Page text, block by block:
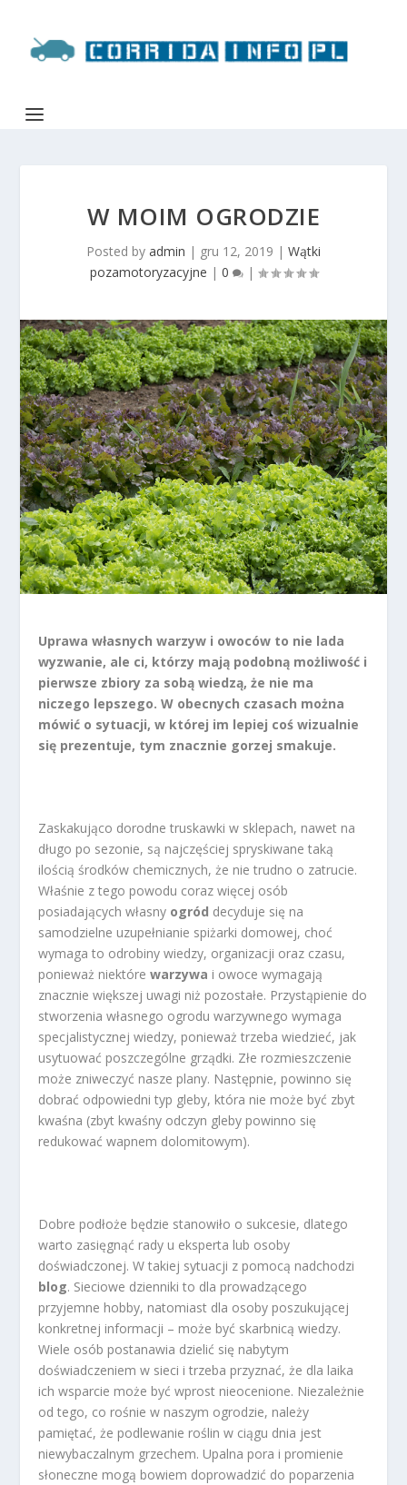
W MOIM OGRODZIE
Posted by admin | gru 12, 2019 | Wątki
pozamotoryzacyjne | 0 |
Uprawa własnych warzyw i owoców to nie lada
wyzwanie, ale ci, którzy mają podobną możliwość i
pierwsze zbiory za sobą wiedzą, że nie ma
niczego lepszego. W obecnych czasach można
mówić o sytuacji, w której im lepiej coś wizualnie
się prezentuje, tym znacznie gorzej smakuje.
Zaskakująco dorodne truskawki w sklepach, nawet na
długo po sezonie, są najczęściej spryskiwane taką
ilością środków chemicznych, że nie trudno o zatrucie.
Właśnie z tego powodu coraz więcej osób
posiadających własny ogród decyduje się na
samodzielne uzupełnianie spiżarki domowej, choć
wymaga to odrobiny wiedzy, organizacji oraz czasu,
ponieważ niektórewarzywa i owoce wymagają
znacznie większej uwagi niż pozostałe. Przystąpienie do
stworzenia własnego ogrodu warzywnego wymaga
specjalistycznej wiedzy, ponieważ trzeba wiedzieć, jak
usytuować poszczególne grządki. Złe rozmieszczenie
może zniweczyć nasze plany. Następnie, powinno się
dobrać odpowiedni typ gleby, która nie może być zbyt
kwaśna (zbyt kwaśny odczyn gleby powinno się
redukować wapnem dolomitowym).
Dobre podłoże będzie stanowiło o sukcesie, dlatego
warto zasięgnąć rady u eksperta lub osoby
doświadczonej. W takiej sytuacji z pomocą nadchodzi
blog. Sieciowe dzienniki to dla prowadzącego
przyjemne hobby, natomiast dla osoby poszukującej
konkretnej informacji – może być skarbnicą wiedzy.
Wiele osób postanawia dzielić się nabytym
doświadczeniem w sieci i trzeba przyznać, że dla laika
ich wsparcie może być wprost nieocenione. Niezależnie
od tego, co rośnie w naszym ogrodzie, należy
pamiętać, że podlewanie roślin w ciągu dnia jest
niewybaczalnym grzechem. Upalna pora i promienie
słoneczne mogą bowiem doprowadzić do poparzenia